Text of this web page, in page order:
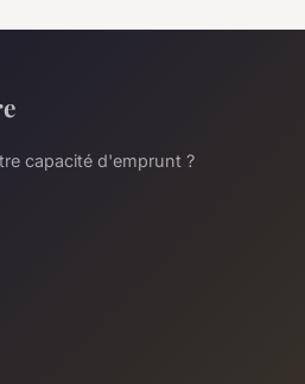
capacité d'emprunt ?